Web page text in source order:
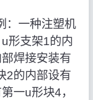
：一种注塑机
形支架1的内
焊接安装有
2的内部设有
一u形块4，